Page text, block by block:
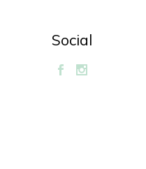
Social